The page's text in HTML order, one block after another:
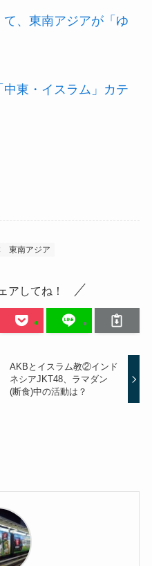
、東南アジアが「ゆ
東・イスラム」カテ
東南アジア
アしてね！
AKBとイスラム教②インド
ネシアJKT48、ラマダン
(断食)中の活動は？